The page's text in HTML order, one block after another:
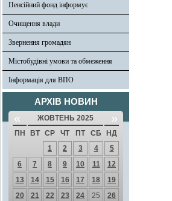
Пенсійний фонд інформує
Очищення влади
Звернення громадян
Містобудівні умови та обмеження
Інформація для ВПО
АРХІВ НОВИН
« ЖОВТЕНЬ 2025 »
ПН ВТ СР ЧТ ПТ СБ
НД
1
2 3 4
5
6
7 8 9 10 11
12
13
14 15 16 17 18
19
20
21 22 23 24 25
26